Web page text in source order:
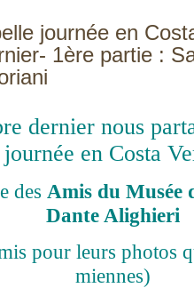
journée en
1ère partie :
dernier nous
journée en Costa
des Amis du Musée
Dante Alighieri
pour leurs photos
miennes)